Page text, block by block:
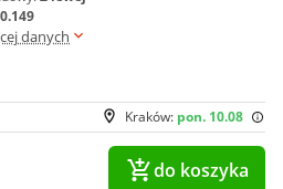
0.149
danych
Kraków: pon. 10.08
do koszyka